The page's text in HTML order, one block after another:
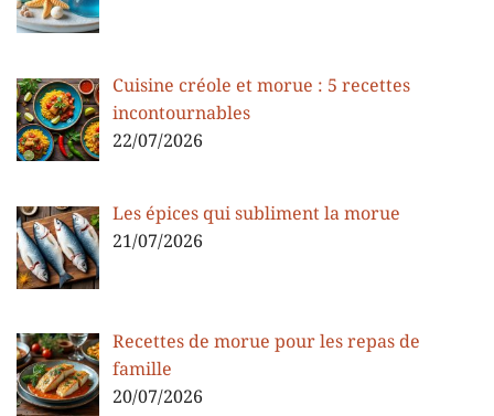
Cuisine créole et morue : 5 recettes
incontournables
22/07/2026
Les épices qui subliment la morue
21/07/2026
Recettes de morue pour les repas de
famille
20/07/2026